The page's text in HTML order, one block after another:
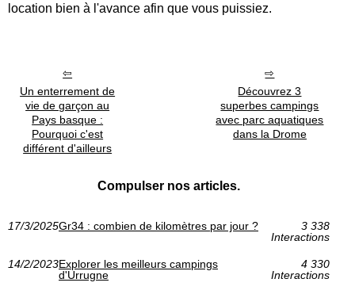
location bien à l'avance afin que vous puissiez.
Un enterrement de
vie de garçon au
Pays basque :
Pourquoi c'est
différent d'ailleurs
Découvrez 3
superbes campings
avec parc aquatiques
dans la Drome
Compulser nos articles.
17/3/2025Gr34 : combien de kilomètres par jour ?
3 338
Interactions
14/2/2023Explorer les meilleurs campings
d'Urrugne
4 330
Interactions